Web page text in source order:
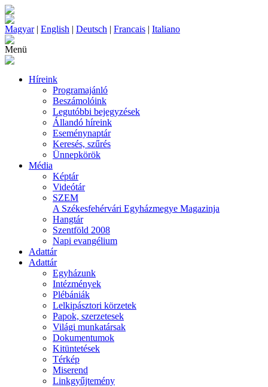
Magyar| English | Deutsch | Francais | Italiano
Menü
Híreink
Programajánló
Beszámolóink
Legutóbbi bejegyzések
Állandó híreink
Eseménynaptár
Keresés, szűrés
Ünnepkörök
Média
Képtár
Videótár
SZEM
A Székesfehérvári Egyházmegye Magazinja
Hangtár
Szentföld 2008
Napi evangélium
Adattár
Adattár
Egyházunk
Intézmények
Plébániák
Lelkipásztori körzetek
Papok, szerzetesek
Világi munkatársak
Dokumentumok
Kitüntetések
Térkép
Miserend
Linkgyűjtemény